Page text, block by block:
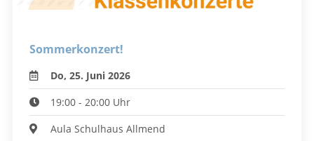
Sommerkonzert!
Do, 25. Juni 2026
19:00 - 20:00 Uhr
Aula Schulhaus Allmend